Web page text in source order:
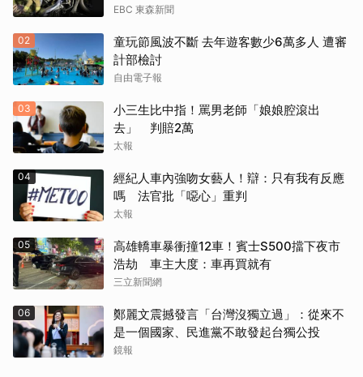
EBC 東森新聞
02
童玩節風波不斷 去年遊客數少6萬多人 遭審
計部檢討
自由電子報
03
小三生比中指！罵男老師「娘娘腔滾出
去」 判賠2萬
太報
04
經紀人車內強吻女藝人！辯：只有我有反應
嗎 法官批「噁心」重判
太報
05
高雄轎車暴衝撞12車！賓士S500擋下夜市
浩劫 車主大度：車再買就有
三立新聞網
06
鄭麗文震撼發言「台灣沒獨立過」：從來不
是一個國家、民進黨不敢發起台獨公投
鏡報